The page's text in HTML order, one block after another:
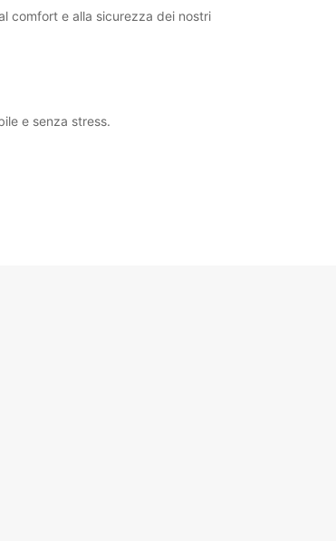
comfort e alla sicurezza dei nostri
e senza stress.